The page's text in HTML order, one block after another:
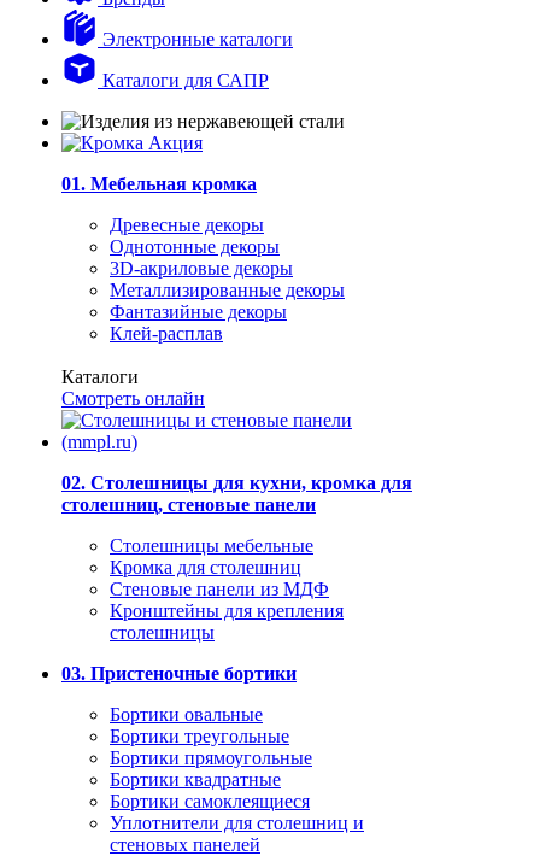
Электронные каталоги
Каталоги для САПР
01. Мебельная кромка
Древесные декоры
Однотонные декоры
3D-акриловые декоры
Металлизированные декоры
Фантазийные декоры
Клей-расплав
Каталоги
Смотреть онлайн
02. Столешницы для кухни, кромка для
столешниц, стеновые панели
Столешницы мебельные
Кромка для столешниц
Стеновые панели из МДФ
Кронштейны для крепления
столешницы
03. Пристеночные бортики
Бортики овальные
Бортики треугольные
Бортики прямоугольные
Бортики квадратные
Бортики самоклеящиеся
Уплотнители для столешниц и
стеновых панелей